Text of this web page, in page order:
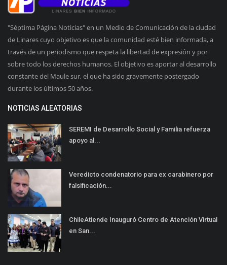
"Séptima Página Noticias" en un Medio de Comunicación de la ciudad
de Linares cuyo objetivo es que la comunidad esté bien informada, a
través de un periodismo que respeta la libertad de expresión y por
sobre todo los derechos humanos. El objetivo es aportar al desarrollo
constante del Maule sur, el que ha sido gravemente postergado
durante los últimos 50 años.
NOTICIAS ALEATORIAS
SEREMI de Desarrollo Social y Familia refuerza
apoyo al...
Veredicto condenatorio para ex carabinero por
falsificación...
ChileAtiende Inauguró Centro de Atención Virtual
en San...